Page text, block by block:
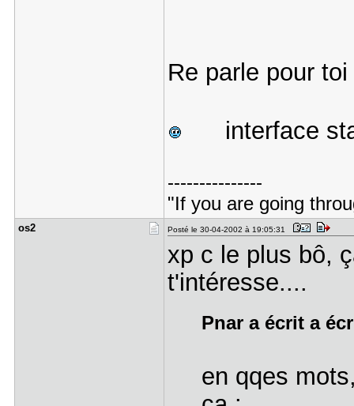
Re parle pour toi
interface
---------------
"If you are going
os2 Posté le 30-04-2002 à 19:05:31
xp c le plus bô,
t'intéresse....
Pnar a écrit a
en qqes